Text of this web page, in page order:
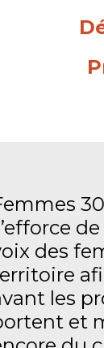
des
les
et